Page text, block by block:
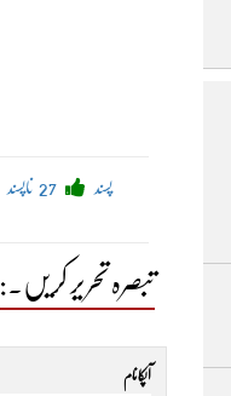
پسند ناپسند
تبصرہ تحریر کریں۔:
آپکا نام